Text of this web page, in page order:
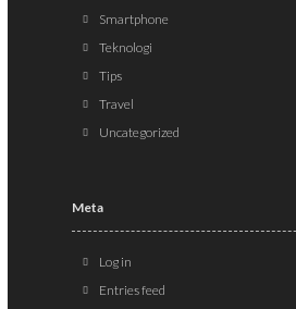
Smartphone
Teknologi
Tips
Travel
Uncategorized
Meta
Log in
Entries feed